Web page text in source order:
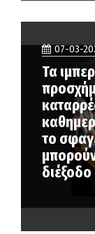
07-03-
Τα
το
διέξοδο